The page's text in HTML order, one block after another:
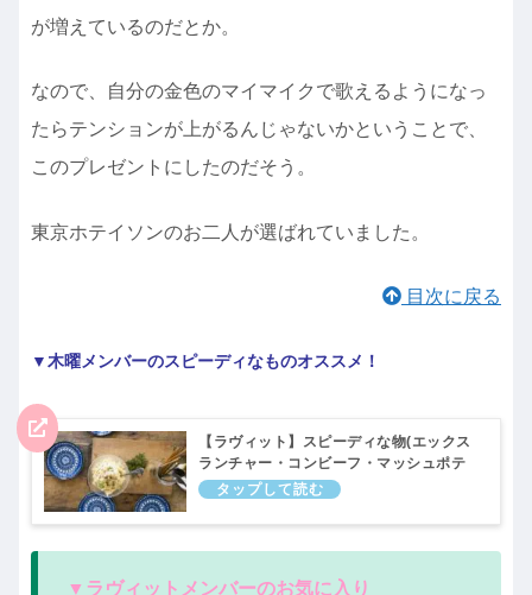
が増えているのだとか。
なので、自分の金色のマイマイクで歌えるようになっ
たらテンションが上がるんじゃないかということで、
このプレゼントにしたのだそう。
東京ホテイソンのお二人が選ばれていました。
目次に戻る
▼木曜メンバーのスピーディなものオススメ！
【ラヴィット】スピーディな物(エックス
ランチャー・コンビーフ・マッシュポテ
ト・など）木曜メンバーおすすめ！ラビッ
▼ラヴィットメンバーのお気に入り